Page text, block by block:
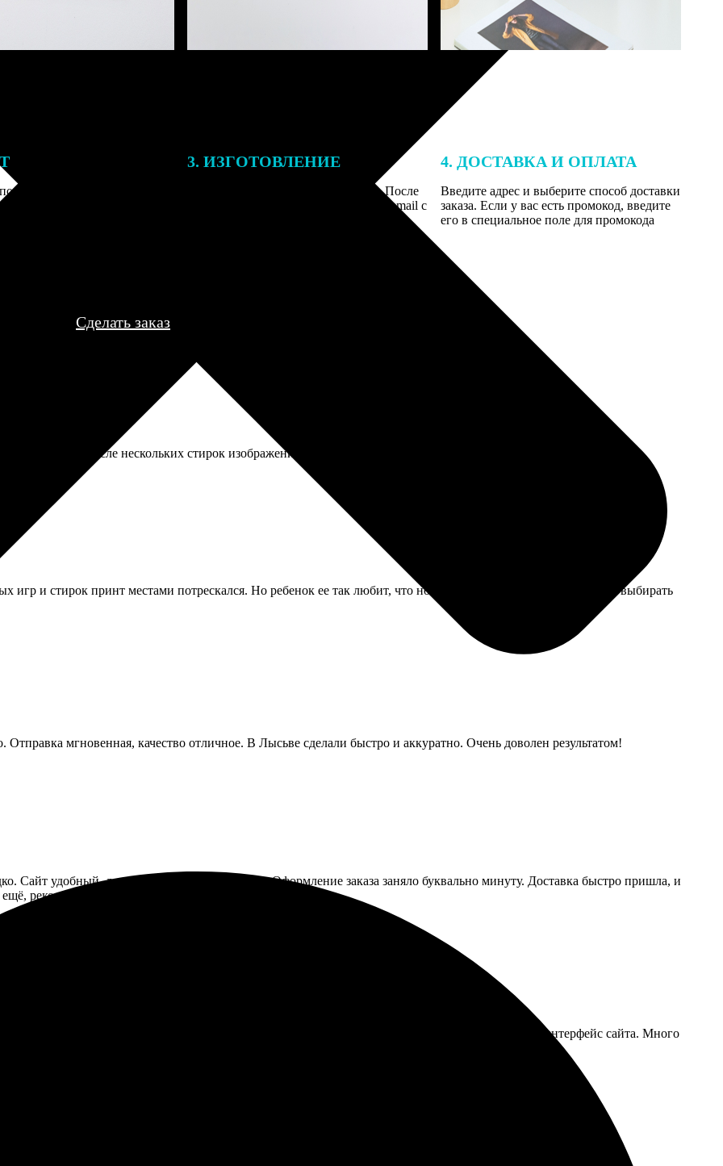
заказа к печати
могут связаться с Вами
телефону или email для
деталей.
3. ИЗГОТОВЛЕНИЕ
Оплатите заказ банковской картой. После
оплаты получите подтверждение на email с
описанием заказа. Когда отправим заказ
4. ДОСТАВКА И ОПЛАТА
Введите адрес и выберите способ доставки
заказа. Если у вас есть промокод, введите
его в специальное поле для промокода
Сделать заказ
носит. После нескольких стирок изображение как новое. Швы не топорщатся, размер соответствует.
игр и стирок принт местами потрескался. Но ребенок ее так любит, что носит даже так. Может, нужно было выбирать
мгновенная, качество отличное. В Лысьве сделали быстро и аккуратно. Очень доволен результатом!
Сайт удобный, легко нашла нужный формат. Оформление заказа заняло буквально минуту. Доставка быстро пришла, и
рекомендую всем!
Заказал распечатку фото 30х40, все сделали быстро и качественно. Понравился удобный интерфейс сайта. Много
цвета насыщенные. Обязательно буду заказывать снова!